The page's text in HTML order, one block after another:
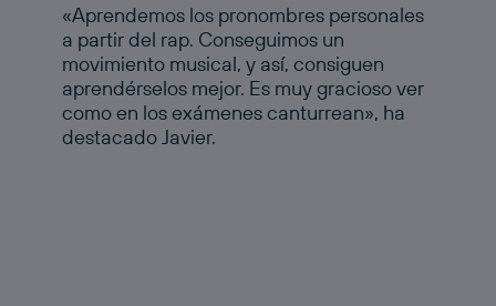
«Aprendemos los pronombres personales
a partir del rap. Conseguimos un
movimiento musical, y así, consiguen
aprendérselos mejor. Es muy gracioso ver
como en los exámenes canturrean», ha
destacado Javier.